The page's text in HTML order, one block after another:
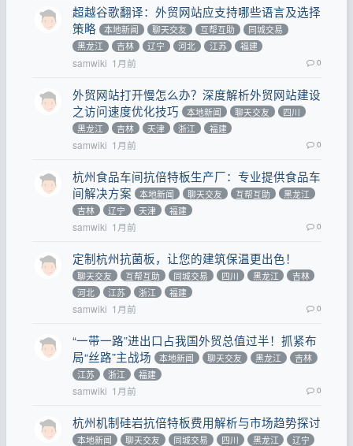
超越谷歌翻译：外贸网站应支持哪些语言及选择
策略
本地新闻 聊天交友 互帮互助
同城交易
黑龙江
吉林 辽宁 河北 江苏 福建
samwiki 1月前 0
外贸网站打开慢怎么办？深度解析外贸网站建设
之访问速度优化技巧
本地新闻 聊天交友
四川
黑龙江
吉林 天津 浙江 福建
samwiki 1月前 0
杭州食品车间抗倍特板生产厂：专业提供食品车
间解决方案
本地新闻 聊天交友 互帮互助
黑龙江
吉林
辽宁 天津 福建
samwiki 1月前 0
定制杭州抗菌板，让您的建筑保温更出色！
聊天交友 互帮互助 同城交易 四川 黑龙江
吉林
河北
江苏 浙江 福建
samwiki 1月前 0
“一带一路”进出口占我国外贸总值过半！抓紧布
局“丝路”主战场
本地新闻 聊天交友 黑龙江
吉林
江苏
浙江 福建
samwiki 1月前 0
杭州机制硅岩抗倍特板费用解析与市场趋势探讨
本地新闻 聊天交友 同城交易 四川 黑龙江
辽宁